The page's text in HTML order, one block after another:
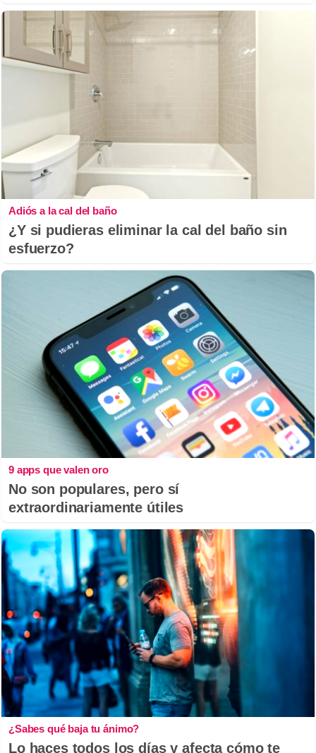
Adiós a la cal del baño
¿Y si pudieras eliminar la cal del baño sin
esfuerzo?
9 apps que valen oro
No son populares, pero sí
extraordinariamente útiles
¿Sabes qué baja tu ánimo?
Lo haces todos los días y afecta cómo te